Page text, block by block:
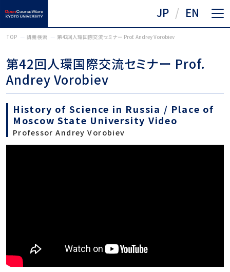
JP EN
TOP 講義検索 第42回人環国際交流セミナー Prof. Andrey Vorobiev
第42回人環国際交流セミナー Prof.
Andrey Vorobiev
History of Science in Russia / Place of
Moscow State University Video
Professor Andrey Vorobiev